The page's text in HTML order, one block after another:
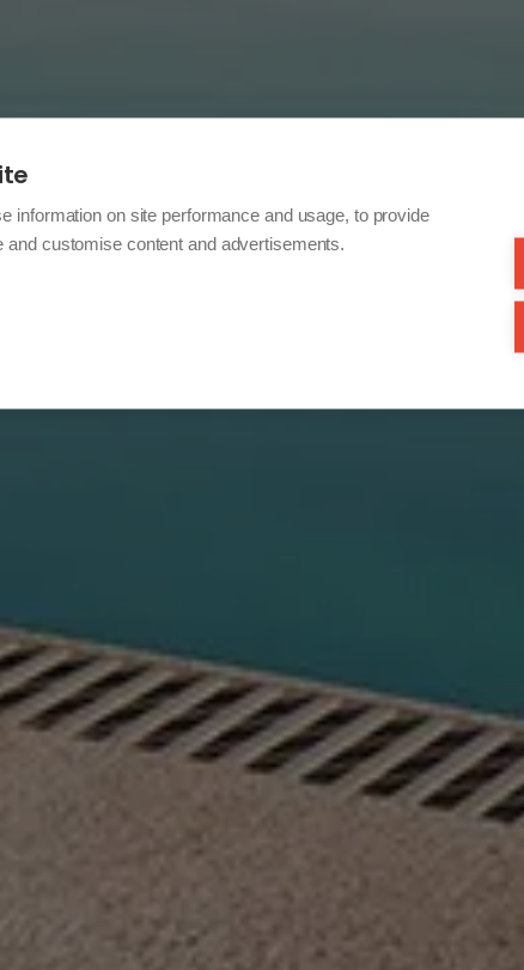
information on site performance and usage, to provide
customise content and advertisements.